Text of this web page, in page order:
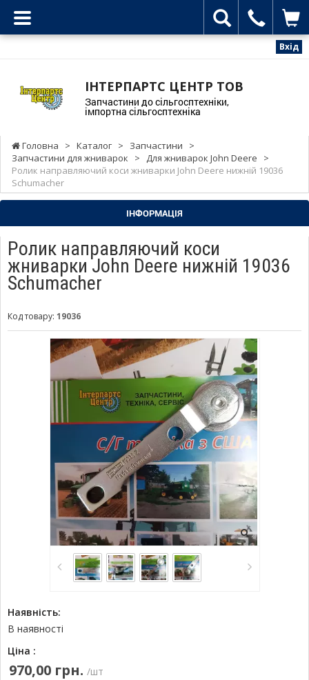
Вхід
ІНТЕРПАРТС ЦЕНТР ТОВ
Запчастини до сільгосптехніки,
імпортна сільгосптехніка
Головна > Каталог > Запчастини
>
Запчастини для жниварок
> Для жниварок John Deere
>
Ролик направляючий коси жниварки John Deere нижній 19036
Schumacher
ІНФОРМАЦІЯ
Ролик направляючий коси
жниварки John Deere нижній 19036
Schumacher
Код товару: 19036
Наявність:
В наявності
Ціна :
970,00 грн. /шт